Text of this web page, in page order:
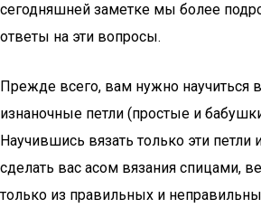
сегодняшней заметке мы более
ответы на эти вопросы.
Прежде всего, вам нужно научиться
изнаночные петли (простые и
Научившись вязать только эти петли
сделать вас асом вязания спицами,
только из правильных и